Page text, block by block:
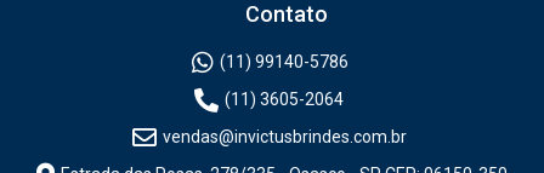
Contato
(11) 99140-5786
(11) 3605-2064
vendas@invictusbrindes.com.br